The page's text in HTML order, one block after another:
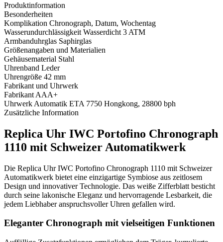
Produktinformation
Besonderheiten
Komplikation Chronograph, Datum, Wochentag
Wasserundurchlässigkeit Wasserdicht 3 ATM
Armbanduhrglas Saphirglas
Größenangaben und Materialien
Gehäusematerial Stahl
Uhrenband Leder
Uhrengröße 42 mm
Fabrikant und Uhrwerk
Fabrikant AAA+
Uhrwerk Automatik ETA 7750 Hongkong, 28800 bph
Zusätzliche Information
Replica Uhr IWC Portofino Chronograph
1110 mit Schweizer Automatikwerk
Die Replica Uhr IWC Portofino Chronograph 1110 mit Schweizer
Automatikwerk bietet eine einzigartige Symbiose aus zeitlosem
Design und innovativer Technologie. Das weiße Zifferblatt besticht
durch seine lakonische Eleganz und hervorragende Lesbarkeit, die
jedem Liebhaber anspruchsvoller Uhren gefallen wird.
Eleganter Chronograph mit vielseitigen Funktionen